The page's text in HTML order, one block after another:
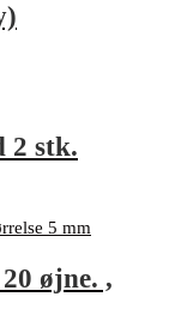
2 stk.
øjne. ,